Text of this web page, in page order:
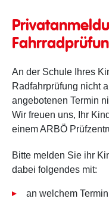
An der Schule Ihres
Radfahrprüfung nicht
angebotenen Termin
Wir freuen uns, Ihr
einem ARBÖ
Bitte melden Sie ihr
dabei folgendes mit:
an welchem